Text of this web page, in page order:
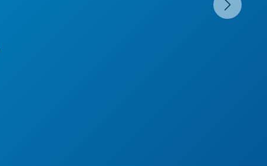
Suivant